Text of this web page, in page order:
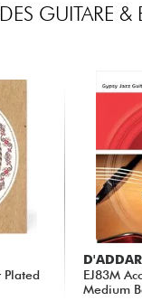
GUITARE &
Plated
EJ83M
Medium